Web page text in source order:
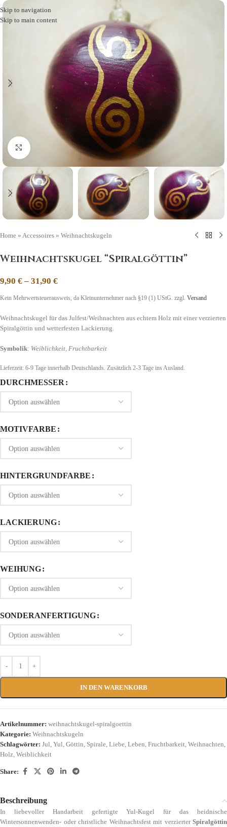
Skip to navigation
Skip to main content
Click to enlarge
Home » Accessoires » Weihnachtskugeln
Weihnachtskugel “Spiralgöttin”
9,90 €– 31,90 €
Kein Mehrwertsteuerausweis, da Kleinunternehmer nach §19 (1) UStG. zzgl. Versand
Weihnachtskugel für das Julfest/Weihnachten aus echtem Holz mit einer verzierten
Spiralgöttin und wetterfesten Lackierung.
Symbolik: Weiblichkeit, Fruchtbarkeit
Lieferzeit: 6-9 Tage innerhalb Deutschlands. Zusätzlich 2-3 Tage ins Ausland.
DURCHMESSER
MOTIVFARBE
HINTERGRUNDFARBE
LACKIERUNG
WEIHUNG
SONDERANFERTIGUNG
IN DEN WARENKORB
Artikelnummer: weihnachtskugel-spiralgoettin
Kategorie: Weihnachtskugeln
Schlagwörter: Jul, Yul, Göttin, Spirale, Liebe, Leben, Fruchtbarkeit, Weihnachten,
Holz, Weiblichkeit
Share:
Beschreibung
In liebevoller Handarbeit gefertigte Yul-Kugel für das heidnische
Wintersonnenwenden- oder christliche Weihnachtsfest mit verzierter Spiralgöttin